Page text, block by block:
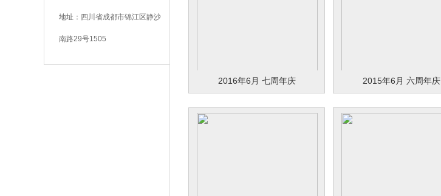
地址：四川省成都市锦江区静沙
南路29号1505
2016年6月 七周年庆 2015年6月 六周年庆